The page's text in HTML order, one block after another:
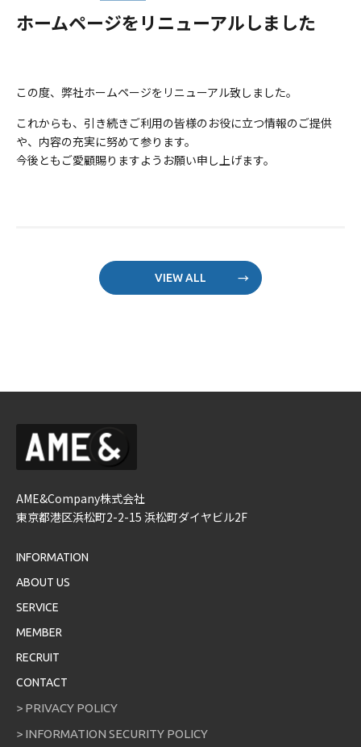
ホームページをリニューアルしました
この度、弊社ホームページをリニューアル致しました。
これからも、引き続きご利用の皆様のお役に立つ情報のご提供
や、内容の充実に努めて参ります。
今後ともご愛顧賜りますようお願い申し上げます。
VIEW ALL
AME&Company株式会社
東京都港区浜松町2-2-15 浜松町ダイヤビル2F
INFORMATION
ABOUT US
SERVICE
MEMBER
RECRUIT
CONTACT
> PRIVACY POLICY
> INFORMATION SECURITY POLICY